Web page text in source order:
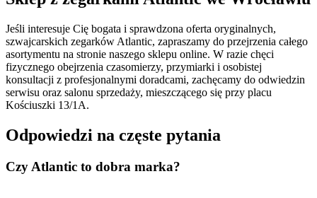
Jeśli interesuje Cię bogata i sprawdzona oferta oryginalnych,
szwajcarskich zegarków Atlantic, zapraszamy do przejrzenia całego
asortymentu na stronie naszego sklepu online. W razie chęci
fizycznego obejrzenia czasomierzy, przymiarki i osobistej
konsultacji z profesjonalnymi doradcami, zachęcamy do odwiedzin
serwisu oraz salonu sprzedaży, mieszczącego się przy placu
Kościuszki 13/1A.
Odpowiedzi na częste pytania
Czy Atlantic to dobra marka?